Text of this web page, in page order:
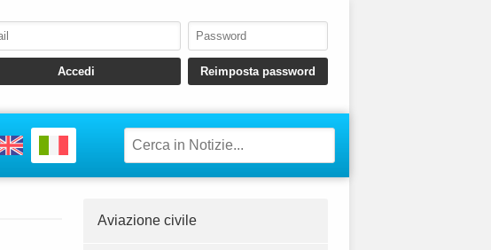
Aviazione civile